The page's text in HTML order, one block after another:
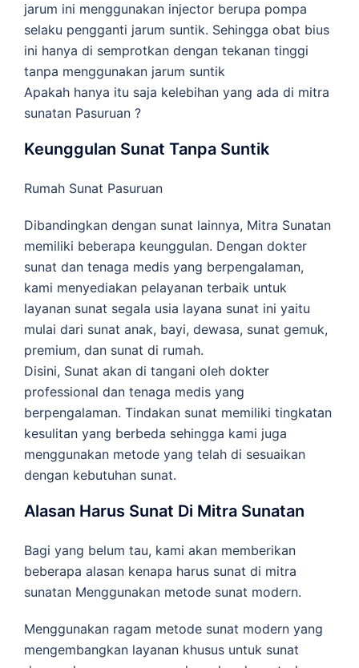
jarum ini menggunakan injector berupa pompa
selaku pengganti jarum suntik. Sehingga obat bius
ini hanya di semprotkan dengan tekanan tinggi
tanpa menggunakan jarum suntik
Apakah hanya itu saja kelebihan yang ada di mitra
sunatan Pasuruan ?
Keunggulan Sunat Tanpa Suntik
Rumah Sunat Pasuruan
Dibandingkan dengan sunat lainnya, Mitra Sunatan
memiliki beberapa keunggulan. Dengan dokter
sunat dan tenaga medis yang berpengalaman,
kami menyediakan pelayanan terbaik untuk
layanan sunat segala usia layana sunat ini yaitu
mulai dari sunat anak, bayi, dewasa, sunat gemuk,
premium, dan sunat di rumah.
Disini, Sunat akan di tangani oleh dokter
professional dan tenaga medis yang
berpengalaman. Tindakan sunat memiliki tingkatan
kesulitan yang berbeda sehingga kami juga
menggunakan metode yang telah di sesuaikan
dengan kebutuhan sunat.
Alasan Harus Sunat Di Mitra Sunatan
Bagi yang belum tau, kami akan memberikan
beberapa alasan kenapa harus sunat di mitra
sunatan Menggunakan metode sunat modern.
Menggunakan ragam metode sunat modern yang
mengembangkan layanan khusus untuk sunat